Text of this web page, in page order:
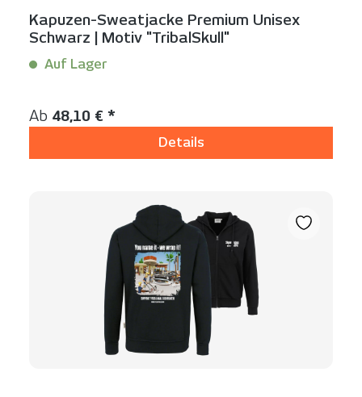
Kapuzen-Sweatjacke Premium Unisex
Schwarz | Motiv "TribalSkull"
Auf Lager
Regulärer Preis:
Ab 48,10 € *
Details